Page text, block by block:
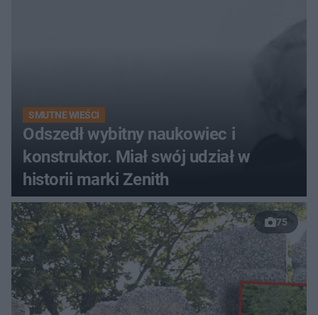
SMUTNE WIEŚCI
Odszedł wybitny naukowiec i
konstruktor. Miał swój udział w
historii marki Zenith
75